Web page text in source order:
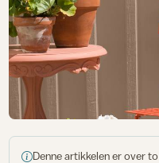
Denne artikkelen er over